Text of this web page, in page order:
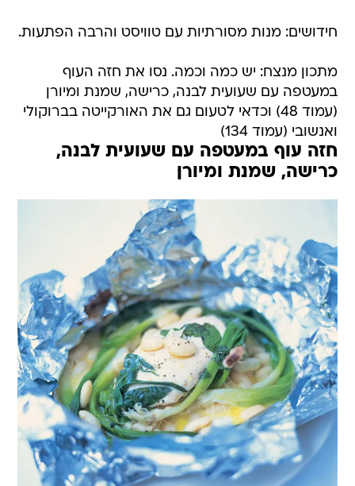
חידושים: מנות מסורתיות עם טוויסט והרבה הפתעות.
מתכון מנצח: יש כמה וכמה. נסו את חזה העוף
במעטפה עם שעועית לבנה, כרישה, שמנת ומיורן
(עמוד 48) וכדאי לטעום גם את האורקייטה בברוקולי
ואנשובי (עמוד 134)
חזה עוף במעטפה עם שעועית לבנה,
כרישה, שמנת ומיורן